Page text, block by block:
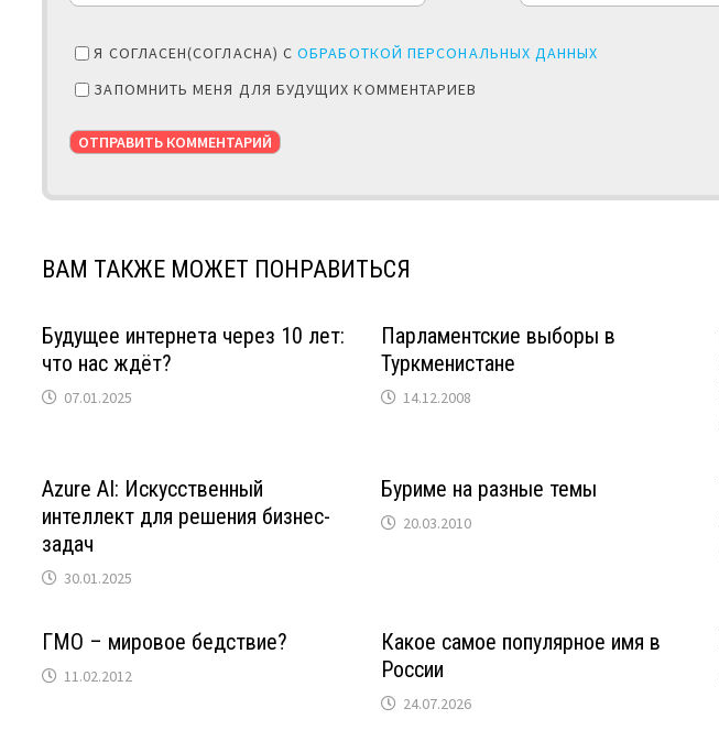
Я СОГЛАСЕН(СОГЛАСНА) СОБРАБОТКОЙ ПЕРСОНАЛЬНЫХ ДАННЫХ
ЗАПОМНИТЬ МЕНЯ ДЛЯ БУДУЩИХ КОММЕНТАРИЕВ
ВАМ ТАКЖЕ МОЖЕТ ПОНРАВИТЬСЯ
Будущее интернета через 10 лет:
что нас ждёт?
07.01.2025
Парламентские выборы в
Туркменистане
14.12.2008
Azure AI: Искусственный
интеллект для решения бизнес-
задач
30.01.2025
Буриме на разные темы
20.03.2010
ГМО – мировое бедствие?
11.02.2012
Какое самое популярное имя в
России
24.07.2026